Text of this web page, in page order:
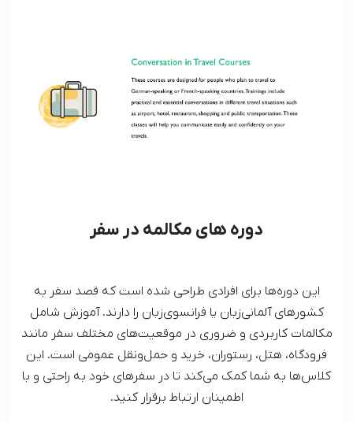
دوره های مکالمه در سفر
این دوره‌ها برای افرادی طراحی شده است که قصد سفر به
کشورهای آلمانی‌زبان یا فرانسوی‌زبان را دارند. آموزش شامل
مکالمات کاربردی و ضروری در موقعیت‌های مختلف سفر مانند
فرودگاه، هتل، رستوران، خرید و حمل‌ونقل عمومی است. این
کلاس‌ها به شما کمک می‌کند تا در سفرهای خود به راحتی و با
اطمینان ارتباط برقرار کنید.